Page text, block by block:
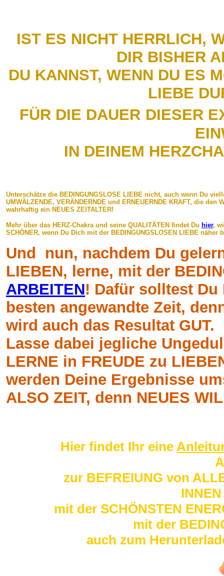
IST ES NICHT HERRLICH,
DIR BISHER
DU KANNST, WENN DU ES
LIEBE
FÜR DIE DAUER DIESER
IN DEINEM
Unterschätze die BEDINGUNGSLOSE LIEBE nicht, auch wenn Du
UMWÄLZENDE, VERÄNDERNDE und ERNEUERNDE KRAFT, die
wahrhaftig ein NEUES ZEITALTER!
Mehr über das HERZ-Chakra und seine QUALITÄTEN findet Du hier,
SCHÖNER, wenn Du Dich mit der BEDINGUNGSLOSEN LIEBE
Und nun, nachdem Du
LIEBEN, lerne, mit der
ARBEITEN! Dafür solltest
besten angewandte Zeit,
wird auch das Resultat GUT.
Lasse dabei jegliche
LERNE in FREUDE zu
werden Deine Ergebnisse
ALSO ZEIT, denn NEUES
Hier findet Ihr eine
zur BEFREIUNG von
mit der SCHÖNSTEN
mit der
auch zum